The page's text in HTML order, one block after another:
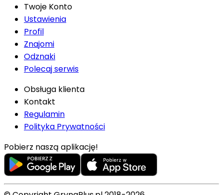
Twoje Konto
Ustawienia
Profil
Znajomi
Odznaki
Polecaj serwis
Obsługa klienta
Kontakt
Regulamin
Polityka Prywatności
Pobierz naszą aplikację!